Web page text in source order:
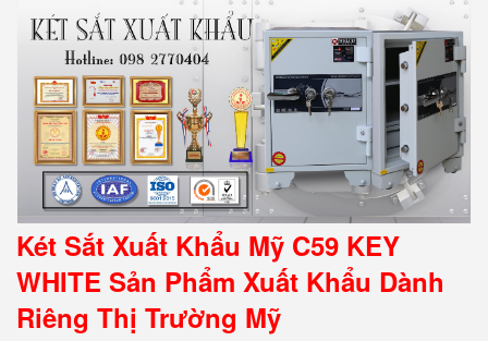
Két Sắt Xuất Khẩu Mỹ C59 KEY
WHITE Sản Phẩm Xuất Khẩu Dành
Riêng Thị Trường Mỹ